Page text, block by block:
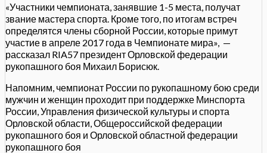
«Участники чемпионата, занявшие 1-5 места, получат
звание мастера спорта. Кроме того, по итогам встреч
определятся члены сборной России, которые примут
участие в апреле 2017 года в Чемпионате мира», —
рассказал RIA57 президент Орловской федерации
рукопашного боя Михаил Борисюк.
Напомним, чемпионат России по рукопашному бою среди
мужчин и женщин проходит при поддержке Минспорта
России, Управления физической культуры и спорта
Орловской области, Общероссийской федерации
рукопашного боя и Орловской областной федерации
рукопашного боя